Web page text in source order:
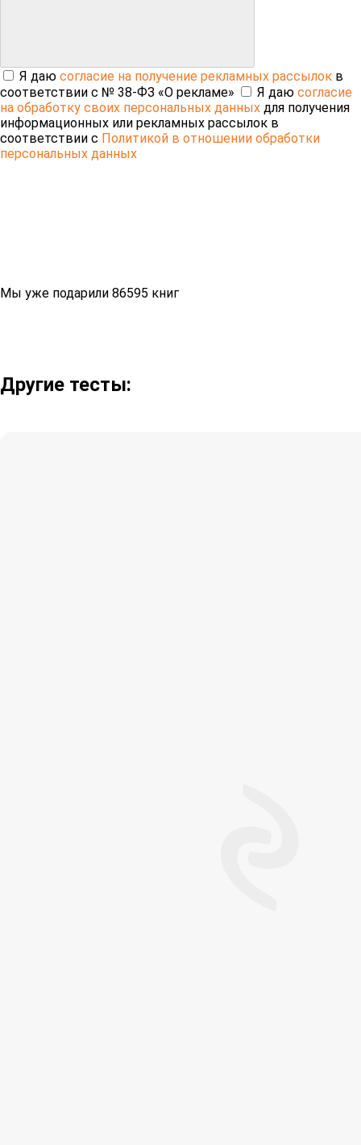
Я даю согласие на получение рекламных рассылок в
соответствии с № 38-ФЗ «О рекламе»
Я даю согласие
на обработку своих персональных данных для получения
информационных или рекламных рассылок в
соответствии с Политикой в отношении обработки
персональных данных
Мы уже подарили 86595 книг
Другие тесты: